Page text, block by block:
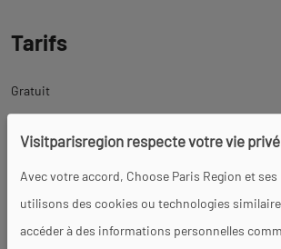
Tarifs
Gratuit
Équipements
Aire de jeux WC publics
Visitparisregion respecte votre vie
Avec votre accord, Choose Paris Region et
utilisons des cookies ou technologies
accéder à des informations personnelles